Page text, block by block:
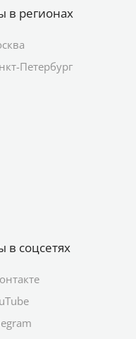
в регионах
Петербург
в соцсетях